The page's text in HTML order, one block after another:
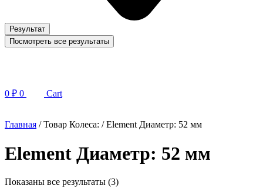
Результат
Посмотреть все результаты
0 ₽ 0 Cart
Главная / Товар Колеса: / Element Диаметр: 52 мм
Element Диаметр: 52 мм
Показаны все результаты (3)